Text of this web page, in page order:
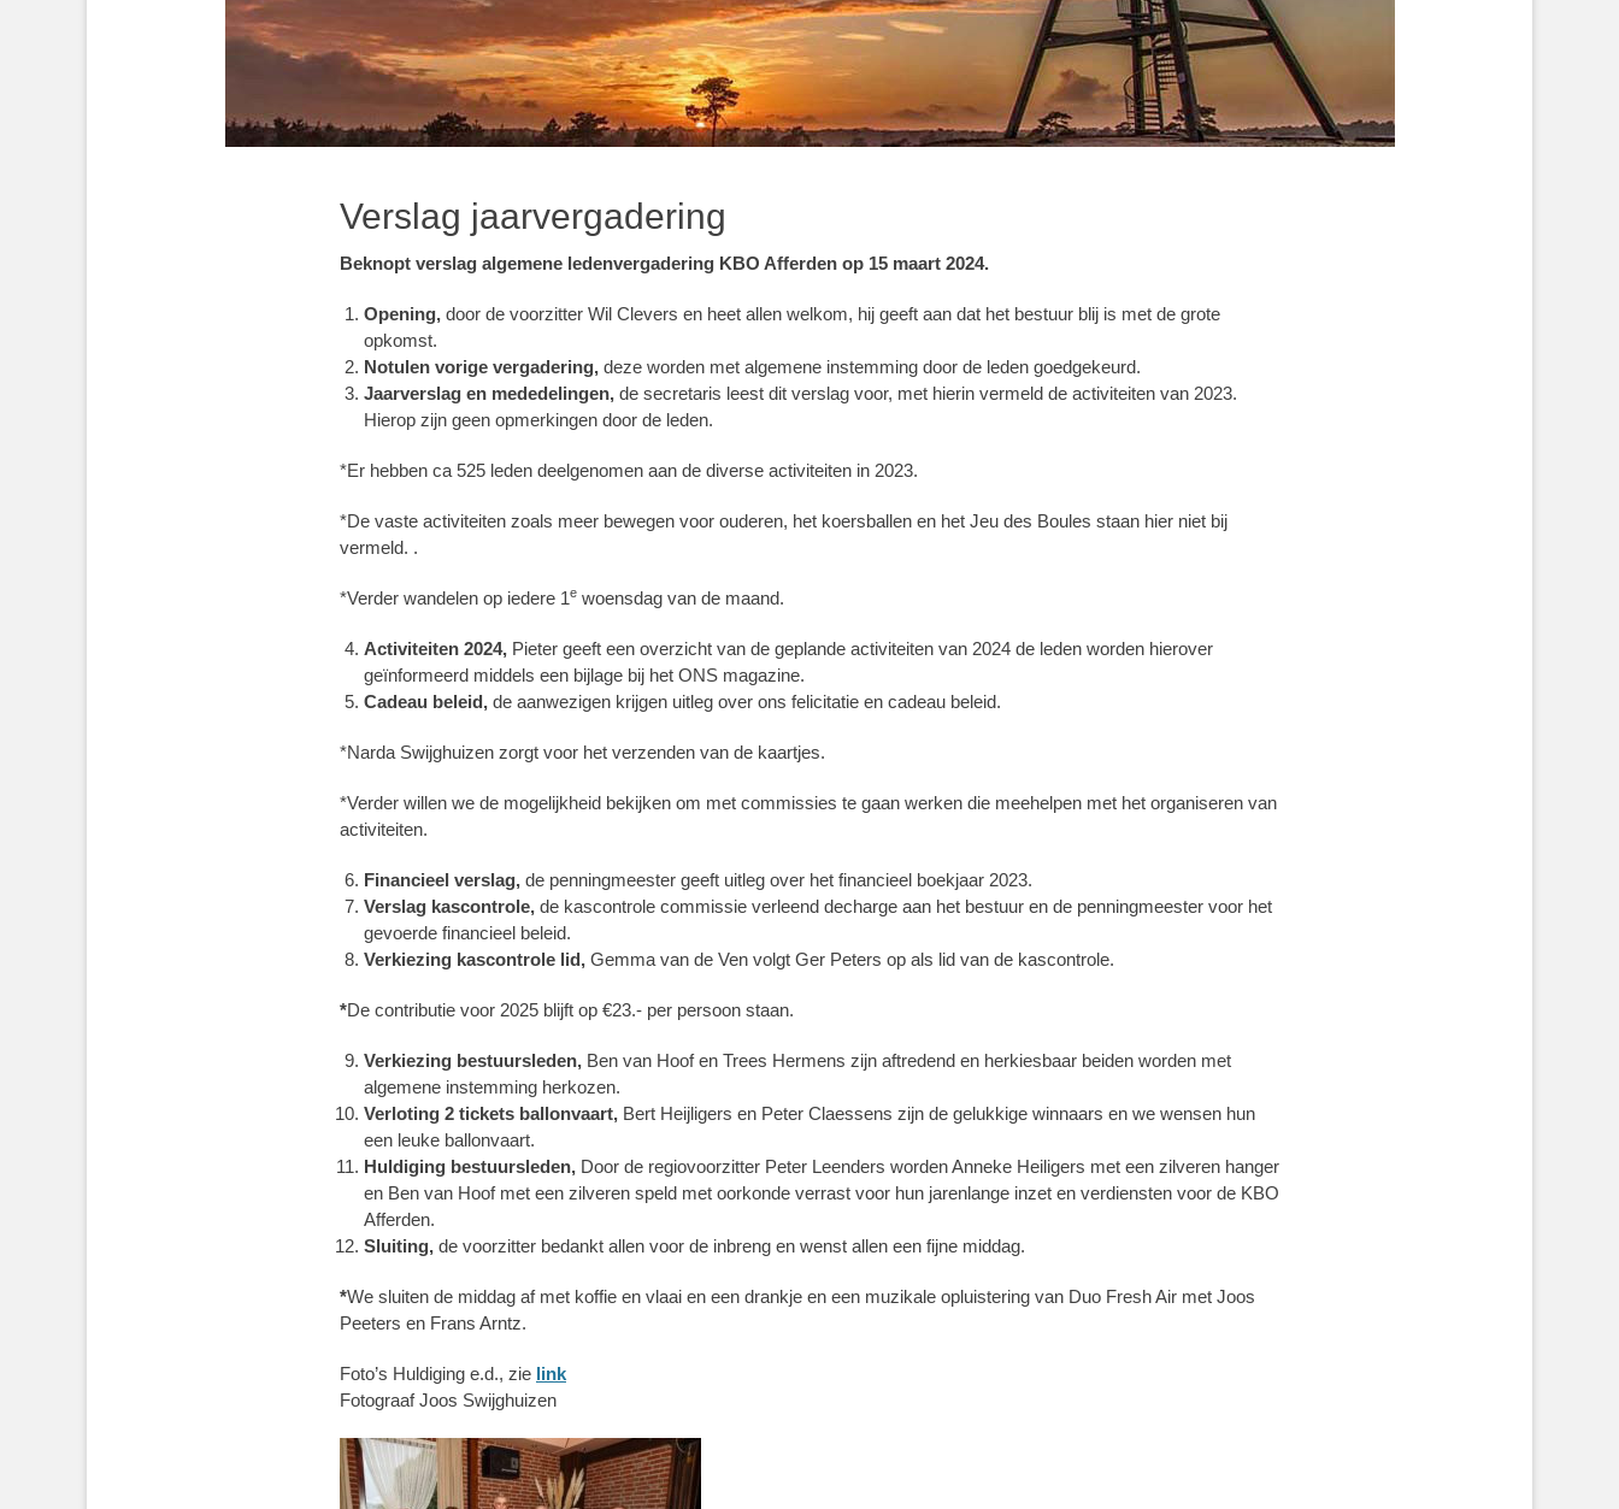
Verslag jaarvergadering
Beknopt verslag algemene ledenvergadering KBO Afferden op 15 maart 2024.
Opening, door de voorzitter Wil Clevers en heet allen welkom, hij geeft aan dat het bestuur blij is met de grote
opkomst.
Notulen vorige vergadering, deze worden met algemene instemming door de leden goedgekeurd.
Jaarverslag en mededelingen, de secretaris leest dit verslag voor, met hierin vermeld de activiteiten van 2023.
Hierop zijn geen opmerkingen door de leden.
*Er hebben ca 525 leden deelgenomen aan de diverse activiteiten in 2023.
*De vaste activiteiten zoals meer bewegen voor ouderen, het koersballen en het Jeu des Boules staan hier niet bij
vermeld. .
*Verder wandelen op iedere 1e woensdag van de maand.
Activiteiten 2024, Pieter geeft een overzicht van de geplande activiteiten van 2024 de leden worden hierover
geïnformeerd middels een bijlage bij het ONS magazine.
Cadeau beleid, de aanwezigen krijgen uitleg over ons felicitatie en cadeau beleid.
*Narda Swijghuizen zorgt voor het verzenden van de kaartjes.
*Verder willen we de mogelijkheid bekijken om met commissies te gaan werken die meehelpen met het organiseren van
activiteiten.
Financieel verslag, de penningmeester geeft uitleg over het financieel boekjaar 2023.
Verslag kascontrole, de kascontrole commissie verleend decharge aan het bestuur en de penningmeester voor het
gevoerde financieel beleid.
Verkiezing kascontrole lid, Gemma van de Ven volgt Ger Peters op als lid van de kascontrole.
*De contributie voor 2025 blijft op €23.- per persoon staan.
Verkiezing bestuursleden, Ben van Hoof en Trees Hermens zijn aftredend en herkiesbaar beiden worden met
algemene instemming herkozen.
Verloting 2 tickets ballonvaart, Bert Heijligers en Peter Claessens zijn de gelukkige winnaars en we wensen hun
een leuke ballonvaart.
Huldiging bestuursleden, Door de regiovoorzitter Peter Leenders worden Anneke Heiligers met een zilveren hanger
en Ben van Hoof met een zilveren speld met oorkonde verrast voor hun jarenlange inzet en verdiensten voor de KBO
Afferden.
Sluiting, de voorzitter bedankt allen voor de inbreng en wenst allen een fijne middag.
*We sluiten de middag af met koffie en vlaai en een drankje en een muzikale opluistering van Duo Fresh Air met Joos
Peeters en Frans Arntz.
Foto’s Huldiging e.d., zie link
Fotograaf Joos Swijghuizen